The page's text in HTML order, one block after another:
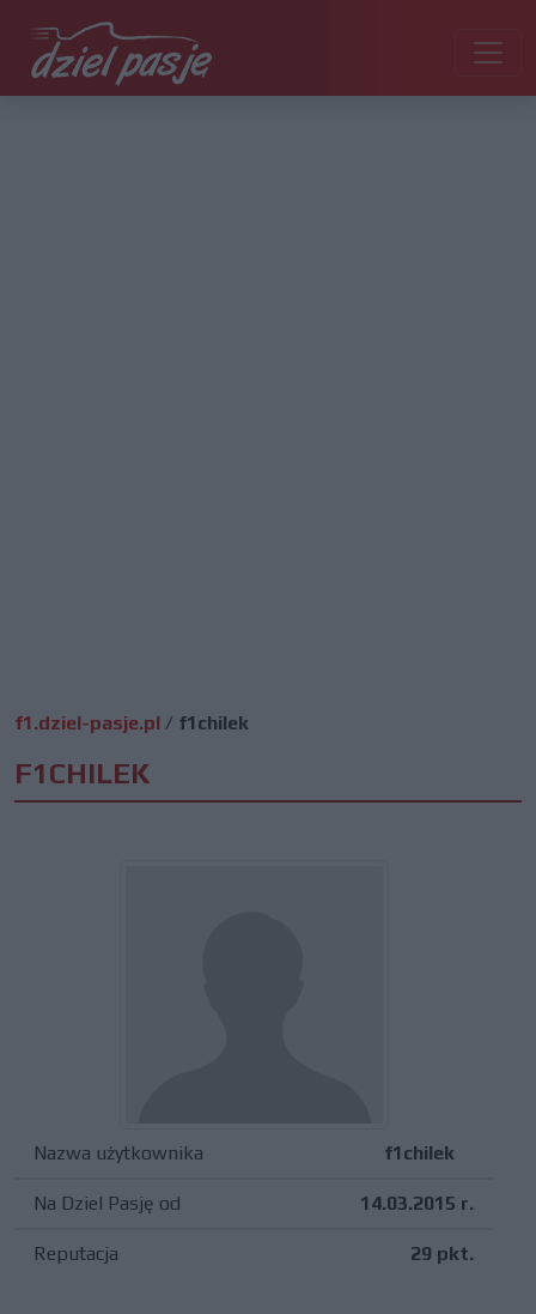
f1.dziel-pasje.pl / f1chilek
F1CHILEK
Nazwa użytkownika f1chilek
Na Dziel Pasję od 14.03.2015 r.
Reputacja 29 pkt.